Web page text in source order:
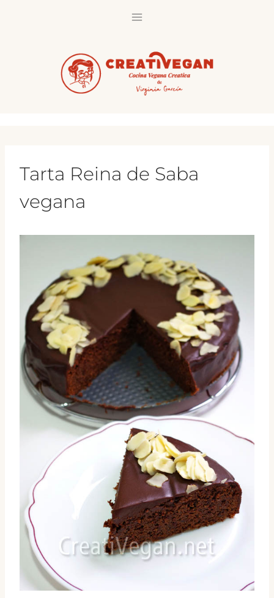
Tarta Reina de Saba
vegana